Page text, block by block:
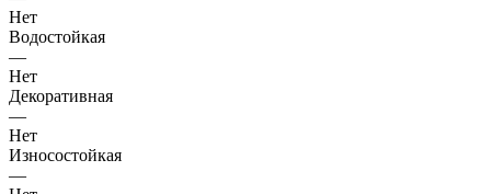
Нет
Водостойкая
—
Нет
Декоративная
—
Нет
Износостойкая
—